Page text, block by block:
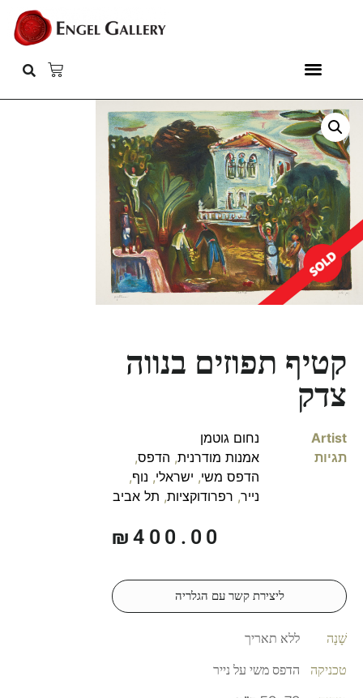
קטיף תפוזים בנווה
צדק
Artist
נחום גוטמן
תגיות
אמנות מודרנית, הדפס,
הדפס משי, ישראלי, נוף,
נייר, רפרודוקציות, תל אביב
₪400.00
ליצירת קשר עם הגלריה
שָׁנָה
ללא תאריך
טכניקה
הדפס משי על נייר